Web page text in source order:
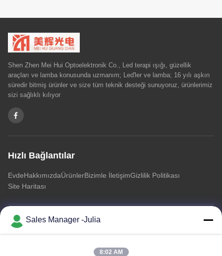
Shen Zhen Mei Hui Optoelektronik Co., Led terapi ışığı, güzellik
araçları ve lamba konusunda uzmanım; Led'ler ve lamba; 16 yılı aşkın
süredir bitmiş ürünler ve size tüm teknik desteği sunuyoruz, ürünlerimiz
sizi sağlıklı kılıyor
Hızlı Bağlantılar
EvdeHakkımızdaÜrünlerBizimle İletişimGizlilik Politikası
Site Haritası
Bizimle İletişim
Sales Manager -Julia
8:02 AM